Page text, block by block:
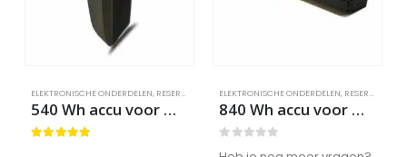
productpagina
ELEKTRONISCHE ONDERDELEN, RESERVEONDERDELEN
540 Wh accu voor Mini
ELEKTRONISCHE ONDERDELEN, RESERVEONDERDELEN
840 Wh accu voor Dakota